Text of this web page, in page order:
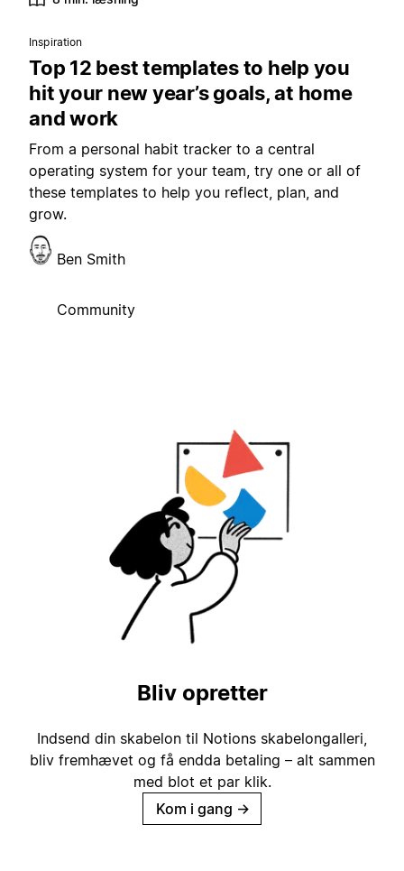
Inspiration
Top 12 best templates to help you
hit your new year’s goals, at home
and work
From a personal habit tracker to a central
operating system for your team, try one or all of
these templates to help you reflect, plan, and
grow.
Ben Smith
Community
Bliv opretter
Indsend din skabelon til Notions skabelongalleri,
bliv fremhævet og få endda betaling – alt sammen
med blot et par klik.
Kom i gang →